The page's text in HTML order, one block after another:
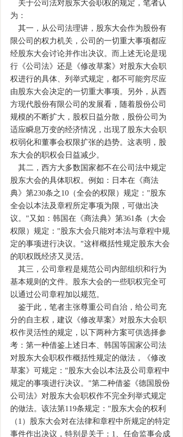
关于公司法对股东大会职权的规定，笔者认
为：
其一，从公司法理讲，股东大会作为股份有
限公司的权力机关，公司的一切重大事项都应
经股东大会讨论并作出决议。而上述无论是现
行《公司法》还是《修改草案》对股东大会职
权进行的具体、列举式规定，都不可能穷尽应
由股东大会决定的一切重大事项。另外，从西
方现代股份有限公司的发展看，随着股份公司
规模的不断扩大，股权日益分散，股份公司为
适应瞬息万变的经济情况，出现了股东大会职
权弱化和董事会权限扩张的趋势。这表明，股
东大会的职权会日益减少。
其二，西方大多数国家都不在公司法中规定
股东大会的具体职权。例如：日本在《商法
典》第230条之10（全会的权限）规定："股东
全会以本法及章程所定事项为限，可做出决
议。"又如：韩国在《商法典》第361条（大会
权限）规定："股东大会只能对本法与章程中规
定的事项进行决议。"这样概括性规定股东大会
的职权既经济又灵活。
其三，公司章程是规范公司内部组织和行为
基本规则的文件。股东大会的一些职权完全可
以通过公司章程加以规范。
鉴于此，笔者主张尊重公司自治，给公司充
分的自主权，建议《修改草案》对股东大会职
权作灵活性的规定，以下两种方案可供选择参
考：第一种借鉴上述日本、韩国等国家公司法
对股东大会职权作概括性规定的做法，《修改
草案》可规定："股东大会以本法及公司章程中
规定的事项进行决议。"第二种借鉴《德国股份
公司法》对股东大会职权作不完全列举式规定
的做法。该法第119条规定："股东大会的权利
（1）股东大会对在法律和章程中所规定的特定
事件作出决议，特别是关于：1、任命监事会成